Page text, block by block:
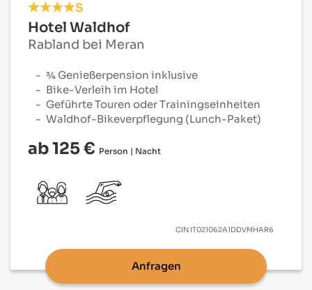
S
Hotel Waldhof
Rabland bei Meran
¾ Genießerpension inklusive
Bike-Verleih im Hotel
Geführte Touren oder Trainingseinheiten
Waldhof-Bikeverpflegung (Lunch-Paket)
ab 125 € Person | Nacht
CIN IT021062A1DDVMHAR6
Anfragen